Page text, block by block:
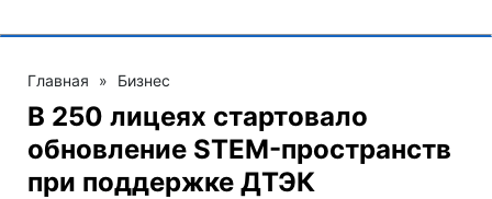
Главная » Бизнес
В 250 лицеях стартовало
обновление STEM-пространств
при поддержке ДТЭК‌